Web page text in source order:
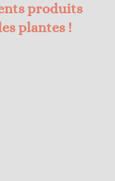
produits
plantes !